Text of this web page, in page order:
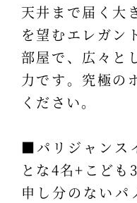
天井まで届く大
を望むエレガン
部屋で、広々と
力です。究極の
ください。
■パリジャンス
とな4名+こども3
申し分のないパ